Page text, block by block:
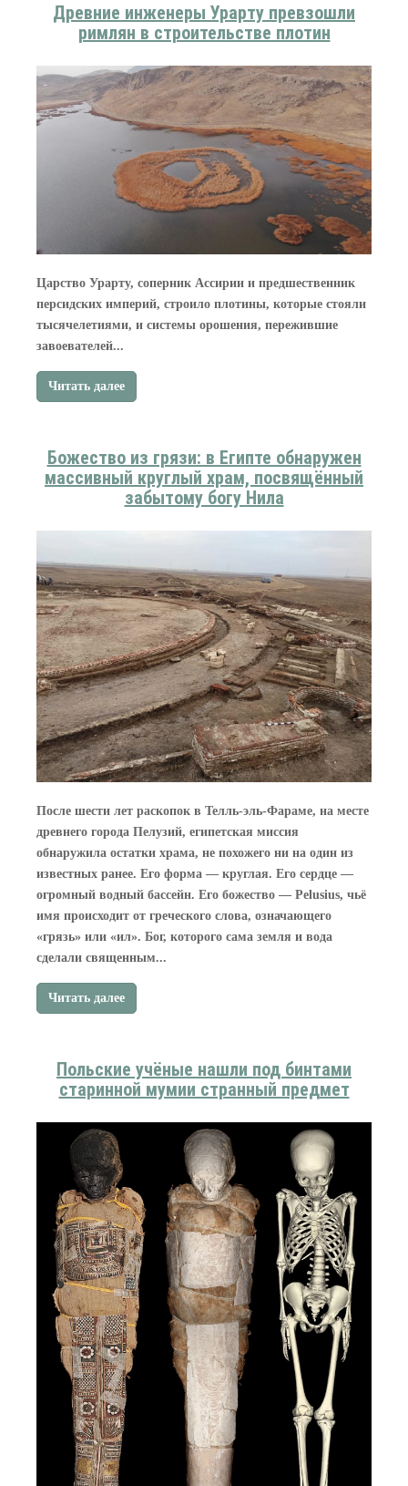
Древние инженеры Урарту превзошли
римлян в строительстве плотин
Царство Урарту, соперник Ассирии и предшественник
персидских империй, строило плотины, которые стояли
тысячелетиями, и системы орошения, пережившие
завоевателей...
Читать далее
Божество из грязи: в Египте обнаружен
массивный круглый храм, посвящённый
забытому богу Нила
После шести лет раскопок в Телль-эль-Фараме, на месте
древнего города Пелузий, египетская миссия
обнаружила остатки храма, не похожего ни на один из
известных ранее. Его форма — круглая. Его сердце —
огромный водный бассейн. Его божество — Pelusius, чьё
имя происходит от греческого слова, означающего
«грязь» или «ил». Бог, которого сама земля и вода
сделали священным...
Читать далее
Польские учёные нашли под бинтами
старинной мумии странный предмет